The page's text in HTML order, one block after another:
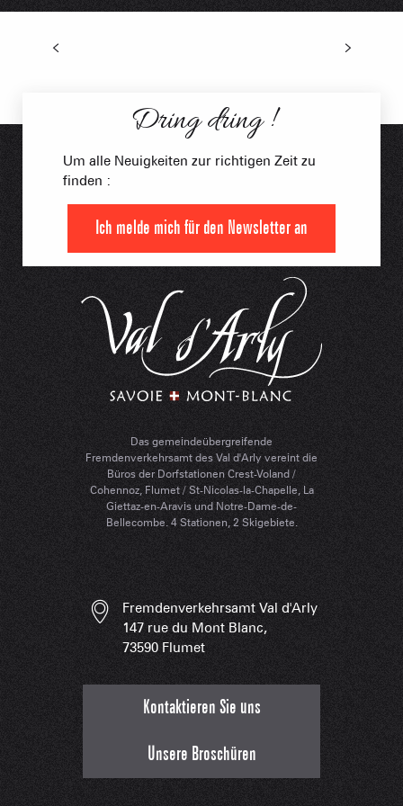
Geschäfte
Das gemeindeübergreifende
Fremdenverkehrsamt des Val d'Arly vereint die
Büros der Dorfstationen Crest-Voland /
Cohennoz, Flumet / St-Nicolas-la-Chapelle, La
Giettaz-en-Aravis und Notre-Dame-de-
Bellecombe. 4 Stationen, 2 Skigebiete.
Dring dring !
Um alle Neuigkeiten zur richtigen Zeit zu
finden :
Ich melde mich für den Newsletter an
Fremdenverkehrsamt Val d'Arly
147 rue du Mont Blanc,
73590 Flumet
Kontaktieren Sie uns
Unsere Broschüren